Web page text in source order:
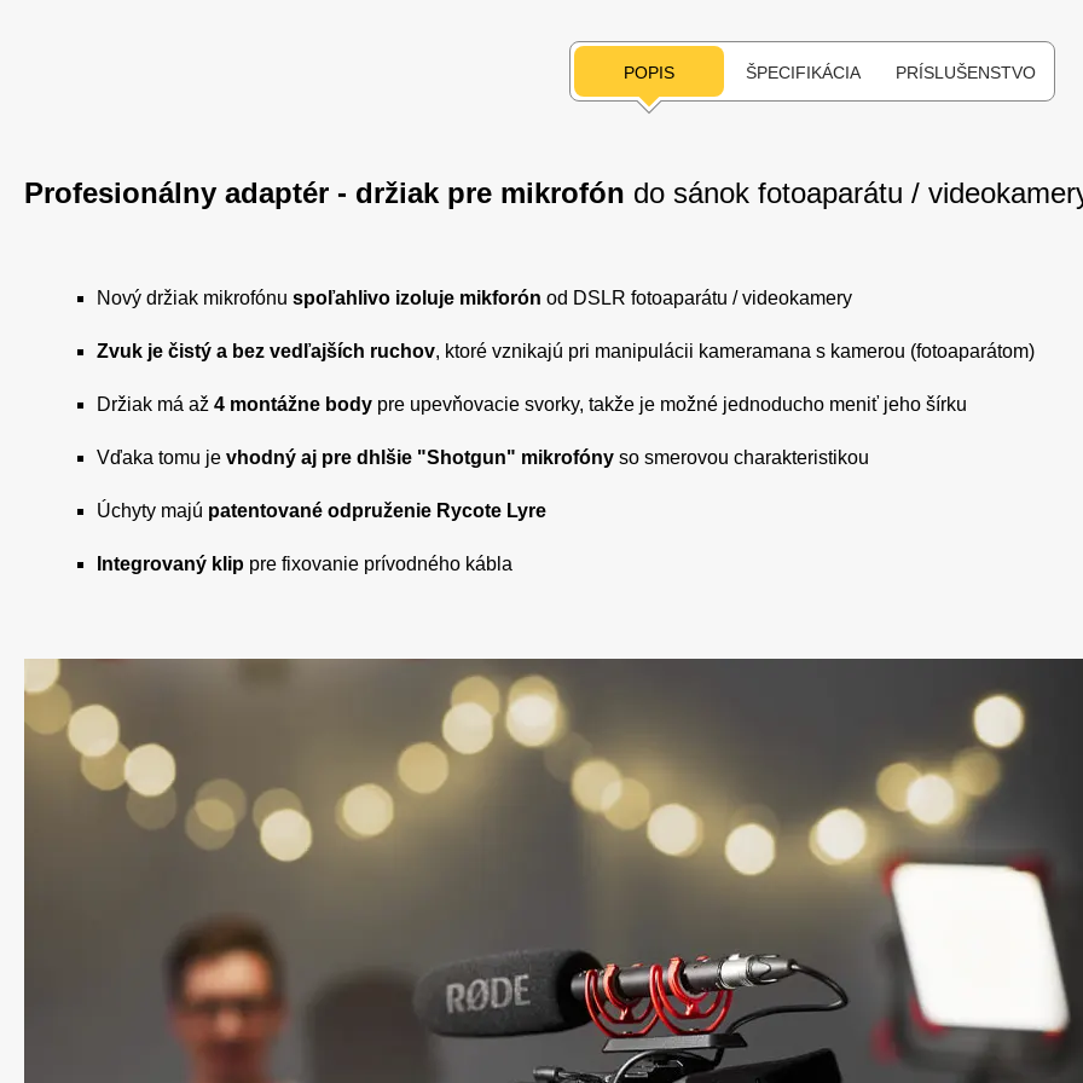
POPIS ŠPECIFIKÁCIA PRÍSLUŠENSTVO
Profesionálny adaptér - držiak pre mikrofón do sánok fotoaparátu /
Nový držiak mikrofónu spoľahlivo izoluje mikforón od DSLR fotoaparátu / videokamery
Zvuk je čistý a bez vedľajších ruchov, ktoré vznikajú pri manipulácii kameramana s kamerou (fotoaparátom)
Držiak má až 4 montážne body pre upevňovacie svorky, takže je možné jednoducho meniť jeho šírku
Vďaka tomu je vhodný aj pre dhlšie "Shotgun" mikrofóny so smerovou charakteristikou
Úchyty majú patentované odpruženie Rycote Lyre
Integrovaný klip pre fixovanie prívodného kábla